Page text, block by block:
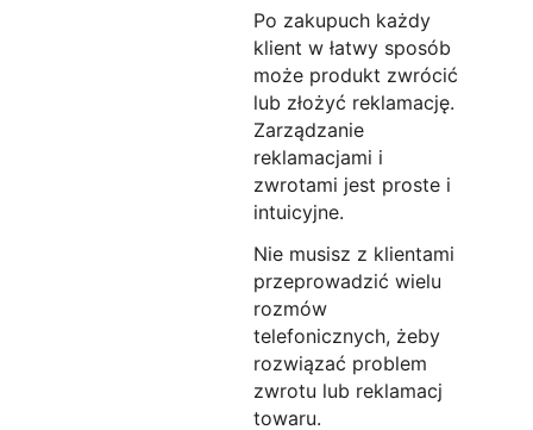
Po zakupuch każdy
klient w łatwy sposób
może produkt zwrócić
lub złożyć reklamację.
Zarządzanie
reklamacjami i
zwrotami jest proste i
intuicyjne.
Nie musisz z klientami
przeprowadzić wielu
rozmów
telefonicznych, żeby
rozwiązać problem
zwrotu lub reklamacj
towaru.